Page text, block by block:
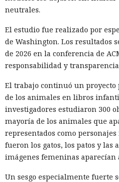
La magnitud de las filtraciones
de 100 millones de abonados, y
afectó a alrededor de 560
Según la investigación, los
y octubre de 2024. Los
bancarias, información
la Administración para el
conducir, pasaportes y
Tras robar los datos, los
empresas exigiendo dinero y
sustraído. El grupo obtuvo
dólares en rescates; además,
una víctima de forma
neutrales.
El estudio fue realizado por
de Washington. Los resultados
de 2026 en la conferencia de
responsabilidad y
El trabajo continuó un proyecto
de los animales en libros
investigadores estudiaron 300
mayoría de los animales que
representados como
fueron los gatos, los patos y las
imágenes femeninas aparecían
Un sesgo especialmente fuerte